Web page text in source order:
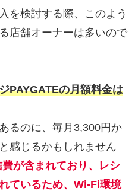
を検討する際、このよう
店舗オーナーは多いので
PAYGATEの月額料金は
るのに、毎月3,300円か
感じるかもしれません
が含まれており、レシ
ているため、Wi-Fi環境